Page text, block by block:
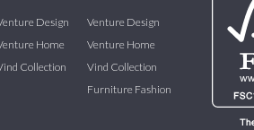
Design
Home
Collection
Venture Design
Venture Home
Vind Collection
Furniture Fashion